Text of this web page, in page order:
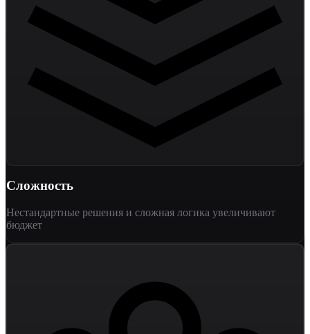
Сложность
Нестандартные решения и сложная логика увеличивают
бюджет